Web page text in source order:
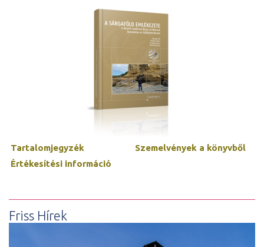
Tartalomjegyzék
Szemelvények a könyvből
Értékesítési információ
Friss Hírek